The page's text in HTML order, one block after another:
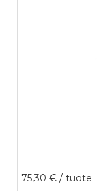
75,30 € / tuote